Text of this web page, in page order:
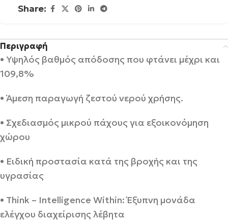
Share:
Περιγραφή
• Υψηλός βαθμός απόδοσης που φτάνει μέχρι και
109,8%
• Άμεση παραγωγή ζεστού νερού χρήσης.
• Σχεδιασμός μικρού πάχους για εξοικονόμηση
χώρου
• Ειδική προστασία κατά της βροχής και της
υγρασίας
• Think – Intelligence Within: Έξυπνη μονάδα
ελέγχου διαχείρισης λέβητα